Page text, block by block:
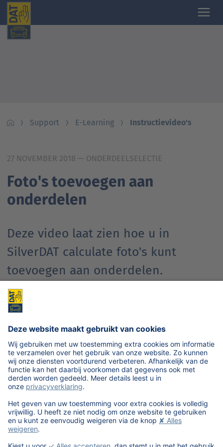
Support E-Learning Instructievideo's
27 NOVEMBER 2018 — ONDERDEELSELECTIE
Foto's toevoegen aan
onderdelen
Deze video laat zien hoe u in
SilverDAT calculate foto's kunt
toevoegen aan onderdelen.
We hebben uw toestemming nodig
om de Vimeo-service te laden!
We gebruiken een service van een derde
partij om video-inhoud in te sluiten die
mogelijk gegevens over uw activiteiten
verzamelt. Bekijk de details en accepteer de
Meer informatie